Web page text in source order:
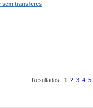
sem transferes
Resultados: 1 2 3 4 5